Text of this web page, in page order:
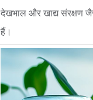
देखभाल और खाद्य संरक्षण
हैं।